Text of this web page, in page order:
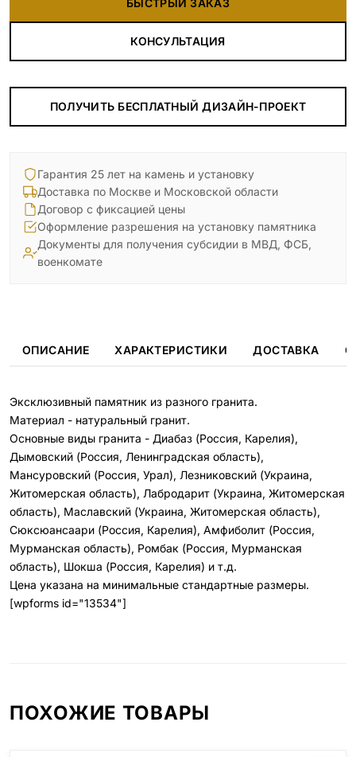
БЫСТРЫЙ ЗАКАЗ
КОНСУЛЬТАЦИЯ
ПОЛУЧИТЬ БЕСПЛАТНЫЙ ДИЗАЙН-ПРОЕКТ
Гарантия 25 лет на камень и установку
Доставка по Москве и Московской области
Договор с фиксацией цены
Оформление разрешения на установку памятника
Документы для получения субсидии в МВД, ФСБ,
военкомате
ОПИСАНИЕ ХАРАКТЕРИСТИКИ ДОСТАВКА
Эксклюзивный памятник из разного гранита.
Материал - натуральный гранит.
Основные виды гранита - Диабаз (Россия, Карелия),
Дымовский (Россия, Ленинградская область),
Мансуровский (Россия, Урал), Лезниковский (Украина,
Житомерская область), Лабродарит (Украина, Житомерская
область), Маславский (Украина, Житомерская область),
Сюксюансаари (Россия, Карелия), Амфиболит (Россия,
Мурманская область), Ромбак (Россия, Мурманская
область), Шокша (Россия, Карелия) и т.д.
Цена указана на минимальные стандартные размеры.
[wpforms id="13534"]
ПОХОЖИЕ ТОВАРЫ